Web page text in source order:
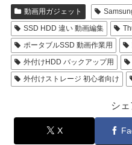
動画用ガジェット
SSD HDD 違い 動画編集
ポータブルSSD 動画作業用
外付けHDD バックアップ用
外付けストレージ 初心者向け
シ
X